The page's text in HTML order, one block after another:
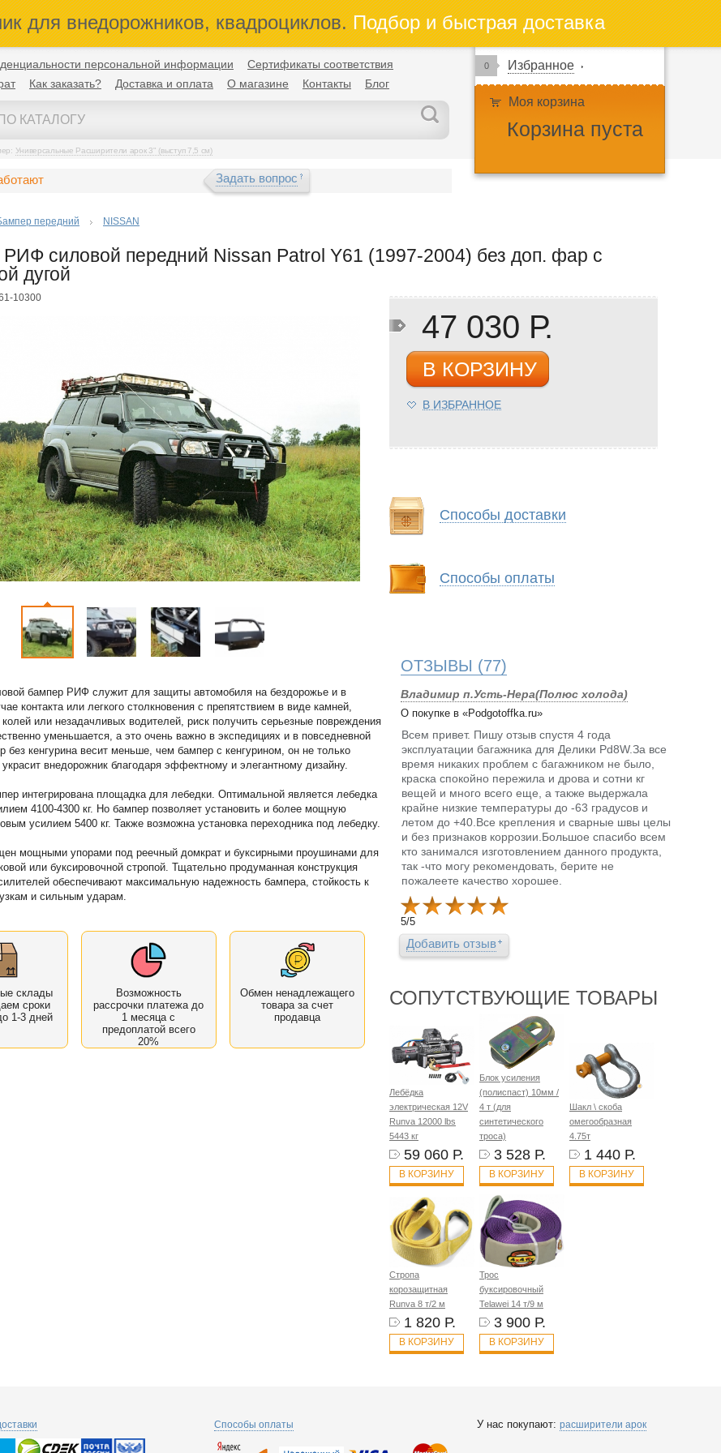
для внедорожников, квадроциклов.Подбор и быстрая доставка
персональной информации
Сертификаты соответствия
Как заказать? Доставка и оплата О магазине Контакты Блог
Универсальные Расширители арок 3" (выступ 7,5 см)
0 Избранное
Моя корзина
Корзина пуста
Задать вопрос
передний NISSAN
силовой передний Nissan Patrol Y61 (1997-2004) без доп. фар с
дугой
10300
бампер РИФ служит для защиты автомобиля на бездорожье и в
контакта или легкого столкновения с препятствием в виде камней,
или незадачливых водителей, риск получить серьезные повреждения
уменьшается, а это очень важно в экспедициях и в повседневной
без кенгурина весит меньше, чем бампер с кенгурином, он не только
внедорожник благодаря эффектному и элегантному дизайну.
интегрирована площадка для лебедки. Оптимальной является лебедка
4100-4300 кг. Но бампер позволяет установить и более мощную
усилием 5400 кг. Также возможна установка переходника под лебедку.
мощными упорами под реечный домкрат и буксирными проушинами для
или буксировочной стропой. Тщательно продуманная конструкция
обеспечивают максимальную надежность бампера, стойкость к
и сильным ударам.
склады
сроки
1-3 дней
Возможность
рассрочки платежа до
1 месяца с
предоплатой всего
20%
Обмен ненадлежащего
товара за счет
продавца
47 030 Р.
В КОРЗИНУ
В ИЗБРАННОЕ
Способы доставки
Способы оплаты
ОТЗЫВЫ (77)
Владимир п.Усть-Нера(Полюс холода)
О покупке в «Podgotoffka.ru»
Всем привет. Пишу отзыв спустя 4 года
эксплуатации багажника для Делики Pd8W.За все
время никаких проблем с багажником не было,
краска спокойно пережила и дрова и сотни кг
вещей и много всего еще, а также выдержала
крайне низкие температуры до -63 градусов и
летом до +40.Все крепления и сварные швы целы
и без признаков коррозии.Большое спасибо всем
кто занимался изготовлением данного продукта,
так -что могу рекомендовать, берите не
пожалеете качество хорошее.
5/5
Добавить отзыв
СОПУТСТВУЮЩИЕ ТОВАРЫ
Лебёдка
электрическая 12V
Runva 12000 lbs
5443 кг
59 060 Р.
В КОРЗИНУ
Блок усиления
(полиспаст) 10мм /
4 т (для
синтетического
троса)
3 528 Р.
В КОРЗИНУ
Шакл \ скоба
омегообразная
4.75т
1 440 Р.
В КОРЗИНУ
Стропа
корозащитная
Runva 8 т/2 м
1 820 Р.
В КОРЗИНУ
Трос
буксировочный
Telawei 14 т/9 м
3 900 Р.
В КОРЗИНУ
Способы оплаты У нас покупают: расширители арок